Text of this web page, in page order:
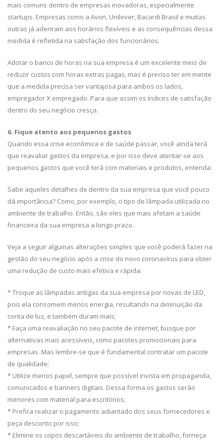
mais comuns dentro de empresas inovadoras, especialmente
startups. Empresas como a Avon, Unilever, Bacardi Brasil e muitas
outras já aderiram aos horários flexíveis e as consequências dessa
medida é refletida na satisfação dos funcionários.
Adotar o banco de horas na sua empresa é um excelente meio de
reduzir custos com horas extras pagas, mas é preciso ter em mente
que a medida precisa ser vantajosa para ambos os lados,
empregador X empregado. Para que assim os índices de satisfação
dentro do seu negócio cresça.
6. Fique atento aos pequenos gastos
Quando essa crise econômica e de saúde passar, você ainda terá
que reavaliar gastos da empresa, e por isso deve atentar-se aos
pequenos gastos que você terá com materiais e produtos, entenda:
Sabe aqueles detalhes de dentro da sua empresa que você pouco
dá importância? Como, por exemplo, o tipo de lâmpada utilizada no
ambiente de trabalho. Então, são eles que mais afetam a saúde
financeira da sua empresa a longo prazo.
Veja a seguir algumas alterações simples que você poderá fazer na
gestão do seu negócio após a crise do novo coronavírus para obter
uma redução de custo mais efetiva e rápida:
* Troque as lâmpadas antigas da sua empresa por novas de LED,
pois ela consomem menos energia, resultando na diminuição da
conta de luz, e também duram mais;
* Faça uma reavaliação no seu pacote de internet, busque por
alternativas mais acessíveis, como pacotes promocionais para
empresas. Mas lembre-se que é fundamental contratar um pacote
de qualidade;
* Utilize menos papel, sempre que possível invista em propaganda,
comunicados e banners digitais. Dessa forma os gastos serão
menores com material para escritórios;
* Prefira realizar o pagamento adiantado dos seus fornecedores e
peça desconto por isso;
* Elimine os copos descartáveis do ambiente de trabalho, forneça